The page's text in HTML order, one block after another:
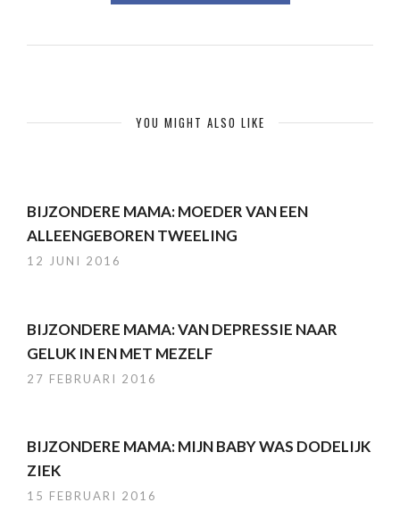
YOU MIGHT ALSO LIKE
BIJZONDERE MAMA: MOEDER VAN EEN
ALLEENGEBOREN TWEELING
12 JUNI 2016
BIJZONDERE MAMA: VAN DEPRESSIE NAAR
GELUK IN EN MET MEZELF
27 FEBRUARI 2016
BIJZONDERE MAMA: MIJN BABY WAS DODELIJK
ZIEK
15 FEBRUARI 2016